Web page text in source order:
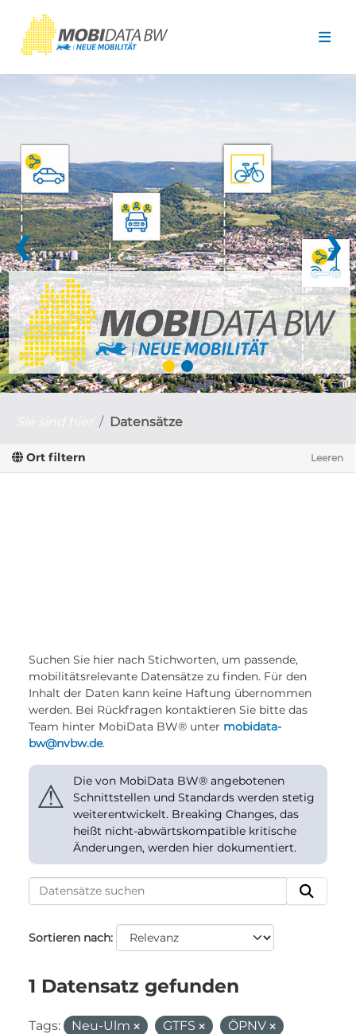
❮ ❯
Datensätze
Ort filtern Leeren
Suchen Sie hier nach Stichworten, um passende,
mobilitätsrelevante Datensätze zu finden. Für den
Inhalt der Daten kann keine Haftung übernommen
werden. Bei Rückfragen kontaktieren Sie bitte das
Team hinter MobiData BW® unter mobidata-
bw@nvbw.de.
⚠
Die von MobiData BW® angebotenen
Schnittstellen und Standards werden stetig
weiterentwickelt. Breaking Changes, das
heißt nicht-abwärtskompatible kritische
Änderungen, werden hier dokumentiert.
Sortieren nach
1 Datensatz gefunden
Tags: Neu-Ulm GTFS
ÖPNV